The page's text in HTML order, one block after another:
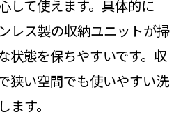
を徹底比較
室のリフォームで耐久性
見極める
室のリフォームで素材の
に与える影響
して使えます。具体的に
レス製の収納ユニットが掃
状態を保ちやすいです。収
狭い空間でも使いやすい洗
す。